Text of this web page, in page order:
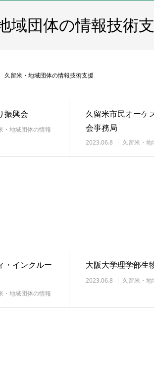
域団体の情報技術
久留米・地域団体の情報技術支援
振興会
・地域団体の情報
久留米市民オーケ
会事務局
2023.06.8
久留米・
・インクルー
・地域団体の情報
大阪大学理学部生
2023.06.8
久留米・